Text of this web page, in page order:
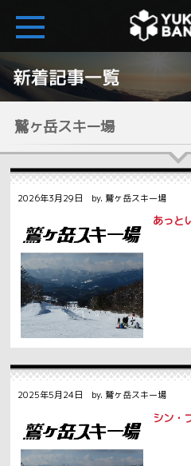
鷲ヶ岳スキー場
2026年3月29日 by. 鷲ヶ岳スキー場
あっと
2025年5月24日 by. 鷲ヶ岳スキー場
シン・